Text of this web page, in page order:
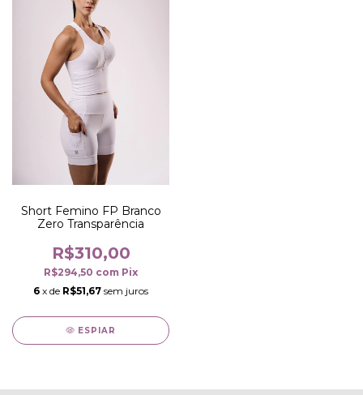
Short Femino FP Branco
Zero Transparência
R$310,00
R$294,50 com Pix
6 x de R$51,67 sem juros
ESPIAR